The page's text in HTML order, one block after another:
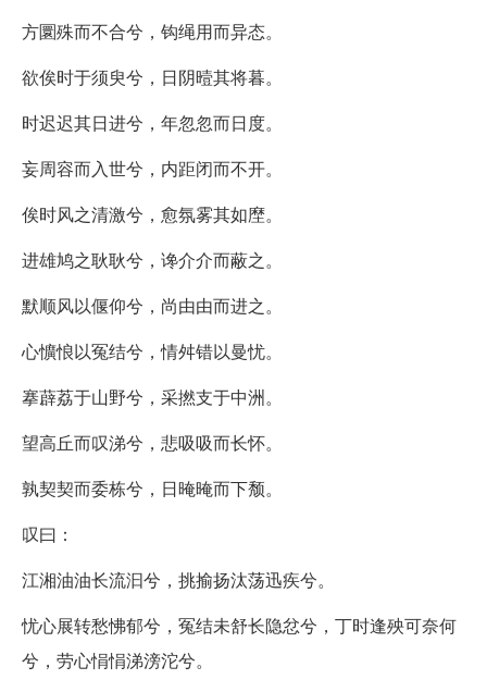
方圜殊而不合兮，钩绳用而异态。
欲俟时于须臾兮，日阴曀其将暮。
时迟迟其日进兮，年忽忽而日度。
妄周容而入世兮，内距闭而不开。
俟时风之清激兮，愈氛雾其如塺。
进雄鸠之耿耿兮，谗介介而蔽之。
默顺风以偃仰兮，尚由由而进之。
心懭悢以冤结兮，情舛错以曼忧。
搴薜荔于山野兮，采撚支于中洲。
望高丘而叹涕兮，悲吸吸而长怀。
孰契契而委栋兮，日晻晻而下颓。
叹曰：
江湘油油长流汩兮，挑揄扬汰荡迅疾兮。
忧心展转愁怫郁兮，冤结未舒长隐忿兮，丁时逢殃可奈何
兮，劳心悁悁涕滂沱兮。